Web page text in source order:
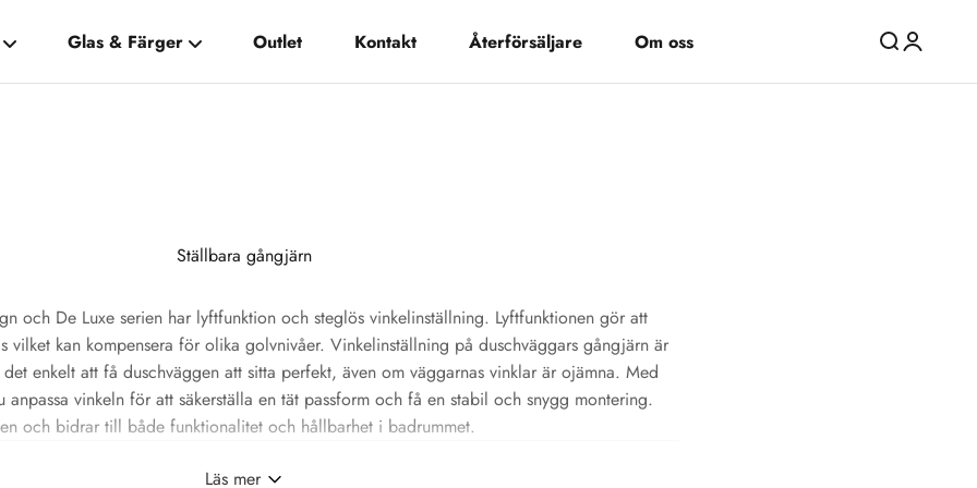
Glas & Färger Outlet Kontakt Återförsäljare Om oss Öppna sök
Öppna
Ställbara gångjärn
och De Luxe serien har lyftfunktion och steglös vinkelinställning. Lyftfunktionen gör att
vilket kan kompensera för olika golvnivåer. Vinkelinställning på duschväggars gångjärn är
enkelt att få duschväggen att sitta perfekt, även om väggarnas vinklar är ojämna. Med
anpassa vinkeln för att säkerställa en tät passform och få en stabil och snygg montering.
och bidrar till både funktionalitet och hållbarhet i badrummet.
Läs mer